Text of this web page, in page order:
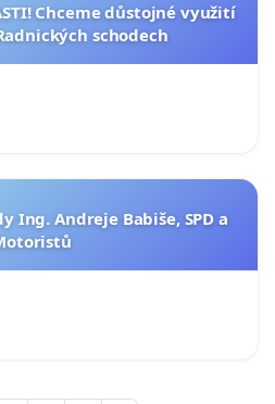
Chceme důstojné využití
schodech
Ing. Andreje Babiše, SPD a